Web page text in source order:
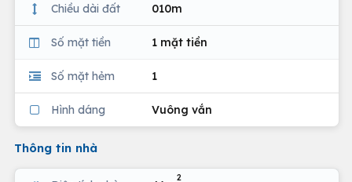
Chiều dài đất 010m
Số mặt tiền 1 mặt tiền
Số mặt hẻm 1
Hình dáng Vuông vắn
Thông tin nhà
2